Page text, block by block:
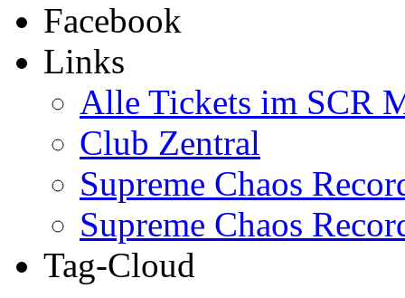
Facebook
Links
Alle Tickets im SCR
Club Zentral
Supreme Chaos
Supreme Chaos
Tag-Cloud